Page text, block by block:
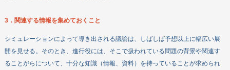
3．関連する情報を集めておくこと
シミュレーションによって導き出される議論は、しばしば予想以上に幅広い展
開を見せる。そのとき、進行役には、そこで扱われている問題の背景や関連す
ることがらについて、十分な知識（情報、資料）を持っていることが求められ